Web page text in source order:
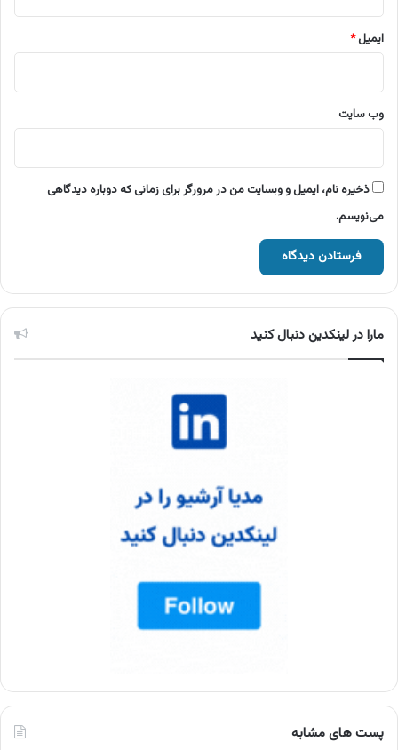
ایمیل*
وب‌ سایت
ذخیره نام، ایمیل و وبسایت من در مرورگر برای زمانی که دوباره دیدگاهی
می‌نویسم.
مارا در لینکدین دنبال کنید
پست های مشابه